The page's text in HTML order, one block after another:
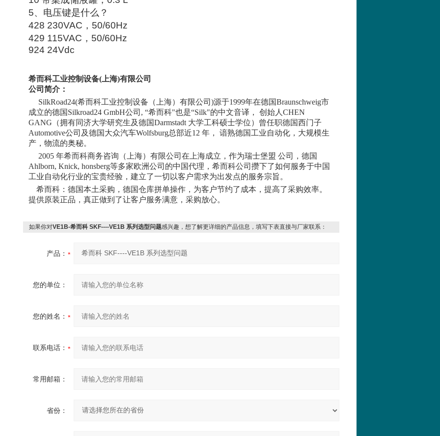
5、 电压键是什么？
428 230VAC ， 50/60Hz
429 115VAC ， 50/60Hz
924 24Vdc
希而科工业控制设备( 上海)有限公司
公司简介：
SilkRoad24(希而科工业控制设备（上海）有限公司 )源于1999年在德国Braunschweig市
成立的德国 Silkroad24 GmbH公司 , “希而科"也是“Silk"的中文音译， 创始人 CHEN
GANG （拥有同济大学研究生及德国Darmstadt 大学工科硕士学位）曾任职德国西门子
Automotive公司及德国大众汽车Wolfsburg总部近12 年， 谙熟德国工业自动化，大规模生
产，物流的奥秘。
2005 年希而科商务咨询（上海）有限公司在上海成立，作为瑞士堡盟 公司，德国
Ahlborn, Knick, honsberg等多家欧洲公司的中国代理，希而科公司攒下了如何服务于中国
工业自动化行业的宝贵经验，建立了一切以客户需求为出发点的服务宗旨。
希而科：德国本土采购，德国仓库拼单操作，为客户节约了成本，提高了采购效率。
提供原装正品，真正做到了让客户服务满意，采购放心。
如果你对VE1B-希而科 SKF----VE1B 系列选型问题感兴趣，想了解更详细的产品信息，填写下表直接与厂家联系：
产品：
您的单位：
您的姓名：
联系电话：
常用邮箱：
省份：